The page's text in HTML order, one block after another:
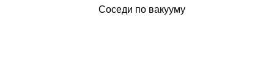
Соседи по вакууму